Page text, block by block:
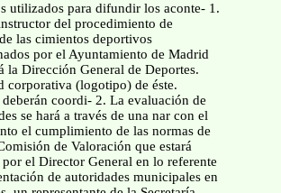
utilizados para difundir los aconte- 1.
del procedimiento de
las cimientos deportivos
por el Ayuntamiento de Madrid
la Dirección General de Deportes.
corporativa (logotipo) de éste.
coordi- 2. La evaluación de
se hará a través de una nar con el
el cumplimiento de las normas de
de Valoración que estará
por el Director General en lo referente
de autoridades municipales en